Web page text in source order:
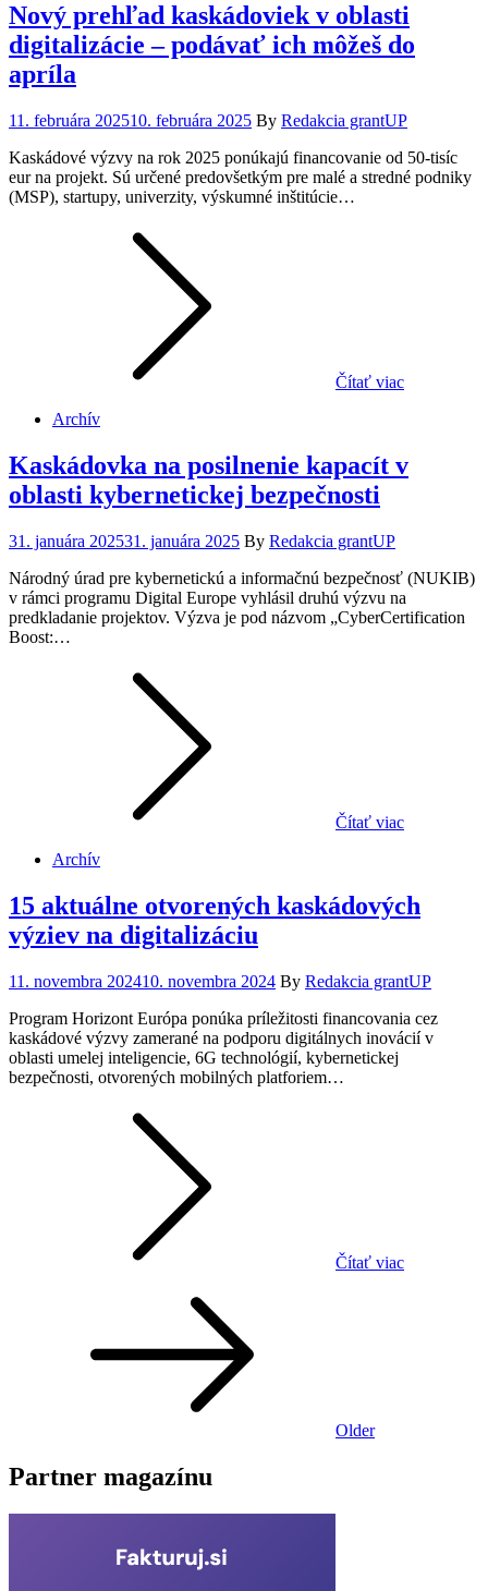
Nový prehľad kaskádoviek v oblasti
digitalizácie – podávať ich môžeš do
apríla
Posted
11. februára 202510. februára 2025 By Redakcia grantUP
Kaskádové výzvy na rok 2025 ponúkajú financovanie od 50-tisíc
eur na projekt. Sú určené predovšetkým pre malé a stredné podniky
(MSP), startupy, univerzity, výskumné inštitúcie…
Čítať viac
Archív
Kaskádovka na posilnenie kapacít v
oblasti kybernetickej bezpečnosti
Posted
31. januára 202531. januára 2025 By Redakcia grantUP
Národný úrad pre kybernetickú a informačnú bezpečnosť (NUKIB)
v rámci programu Digital Europe vyhlásil druhú výzvu na
predkladanie projektov. Výzva je pod názvom „CyberCertification
Boost:…
Čítať viac
Archív
15 aktuálne otvorených kaskádových
výziev na digitalizáciu
Posted
11. novembra 202410. novembra 2024 By Redakcia grantUP
Program Horizont Európa ponúka príležitosti financovania cez
kaskádové výzvy zamerané na podporu digitálnych inovácií v
oblasti umelej inteligencie, 6G technológií, kybernetickej
bezpečnosti, otvorených mobilných platforiem…
Čítať viac
článkoch
Older
Partner magazínu